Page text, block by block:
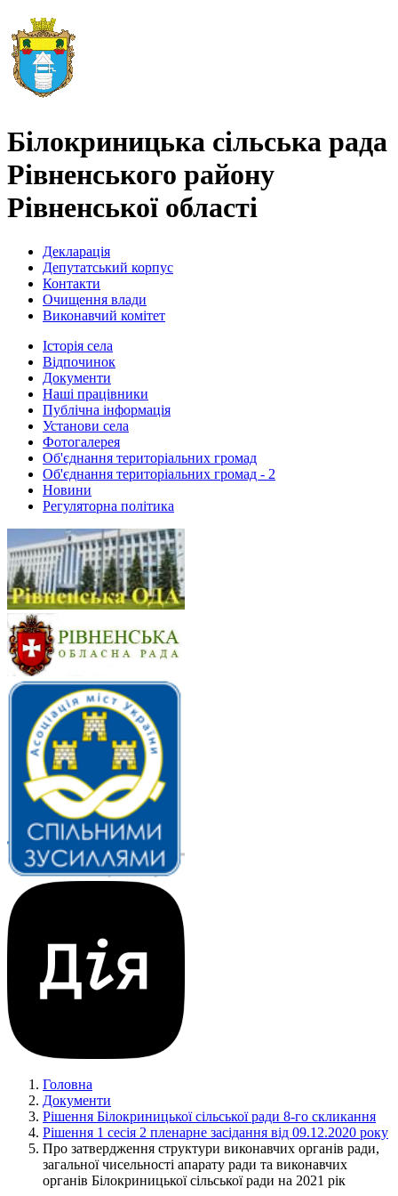
Білокриницька сільська рада
Рівненського району
Рівненської області
Декларація
Депутатський корпус
Контакти
Очищення влади
Виконавчий комітет
Історія села
Відпочинок
Документи
Наші працівники
Публічна інформація
Установи села
Фотогалерея
Об'єднання територіальних громад
Об'єднання територіальних громад - 2
Новини
Регуляторна політика
Головна
Документи
Рішення Білокриницької сільської ради 8-го скликання
Рішення 1 сесія 2 пленарне засідання від 09.12.2020 року
Про затвердження структури виконавчих органів ради,
загальної чисельності апарату ради та виконавчих
органів Білокриницької сільської ради на 2021 рік